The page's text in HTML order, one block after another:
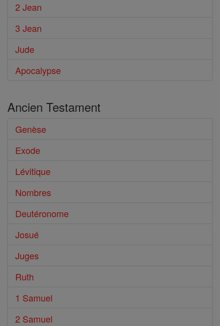
2 Jean
3 Jean
Jude
Apocalypse
Ancien Testament
Genèse
Exode
Lévitique
Nombres
Deutéronome
Josué
Juges
Ruth
1 Samuel
2 Samuel